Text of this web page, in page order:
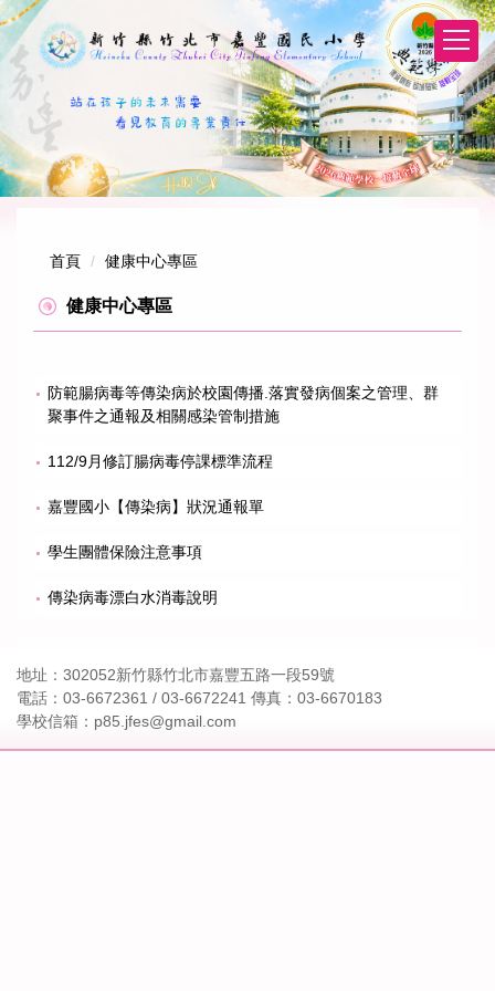
跳
到
主
要
區
首頁 健康中心專區
健康中心專區
防範腸病毒等傳染病於校園傳播.落實發病個案之管理、群
聚事件之通報及相關感染管制措施
112/9月修訂腸病毒停課標準流程
嘉豐國小【傳染病】狀況通報單
學生團體保險注意事項
傳染病毒漂白水消毒說明
地址：302052新竹縣竹北市嘉豐五路一段59號
電話：03-6672361 / 03-6672241 傳真：03-6670183
學校信箱：p85.jfes@gmail.com